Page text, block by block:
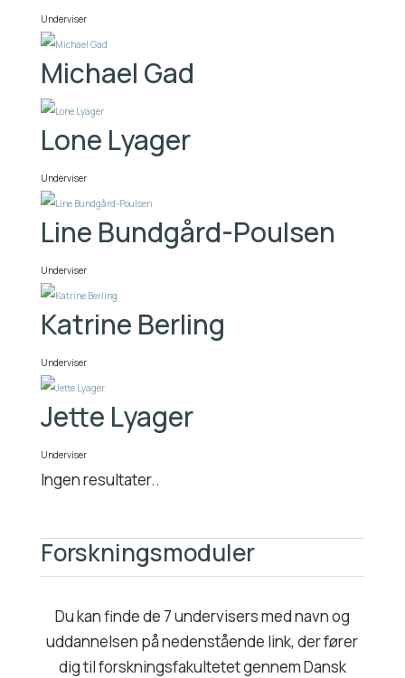
Underviser
Michael Gad
Lone Lyager
Underviser
Line Bundgård-Poulsen
Underviser
Katrine Berling
Underviser
Jette Lyager
Underviser
Ingen resultater..
Forskningsmoduler
Du kan finde de 7 undervisers med navn og
uddannelsen på nedenstående link, der fører
dig til forskningsfakultetet gennem Dansk